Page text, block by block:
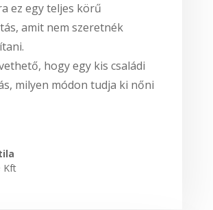
ez egy teljes körű
amit nem szeretnék
hogy egy kis családi
milyen módon tudja ki nőni
Kft